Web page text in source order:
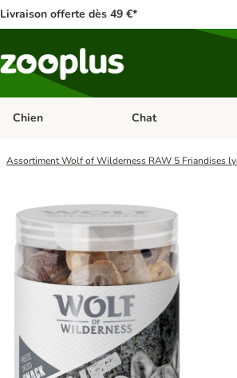
Livraison offerte dès 49 €*
Chien Dérouler les
Chat
Assortiment Wolf of Wilderness RAW 5 Friandises